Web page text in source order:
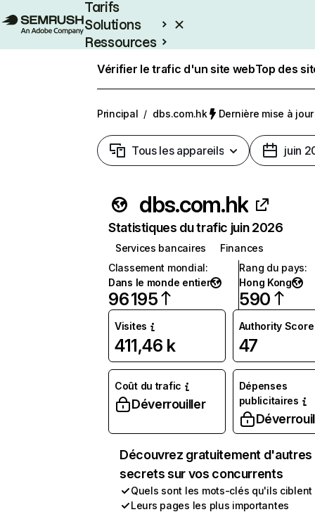
Tarifs
Solutions
Ressources
Vérifier le trafic d'un site webTop des
Principal / dbs.com.hk Dernière mise à
Tous les appareils juin
dbs.com.hk
Statistiques du trafic juin 2026
Services bancaires
Finances
Classement mondial:
Dans le monde entier
96 195
Rang du pays:
Hong Kong
590
Visites
411,46 k
Authority Score
47
Coût du trafic
Déverrouiller
Dépenses
publicitaires
Découvrez gratuitement d'autres
secrets sur vos concurrents
Quels sont les mots-clés qu'ils ciblent
Leurs pages les plus importantes